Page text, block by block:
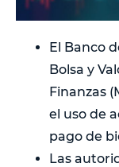
El Banco
Bolsa y
Finanzas
el uso de
pago de
Las